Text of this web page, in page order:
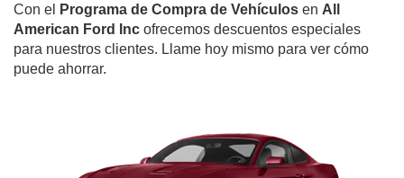
Con el
Programa de Compra de Vehículos en All
American Ford Inc ofrecemos descuentos especiales
para nuestros clientes. Llame hoy mismo para ver cómo
puede ahorrar.